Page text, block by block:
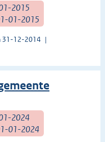
2015
01-2015
31-12-2014
2024
01-2024